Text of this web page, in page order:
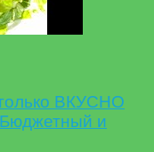
ВКУСНО
Бюджетный и